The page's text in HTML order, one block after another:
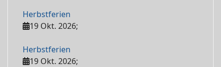
Herbstferien
19 Okt. 2026;
Herbstferien
19 Okt. 2026;